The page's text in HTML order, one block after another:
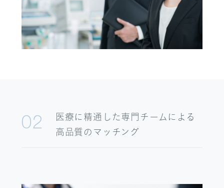
02
医療に精通した専門チームによる
高品質のマッチング